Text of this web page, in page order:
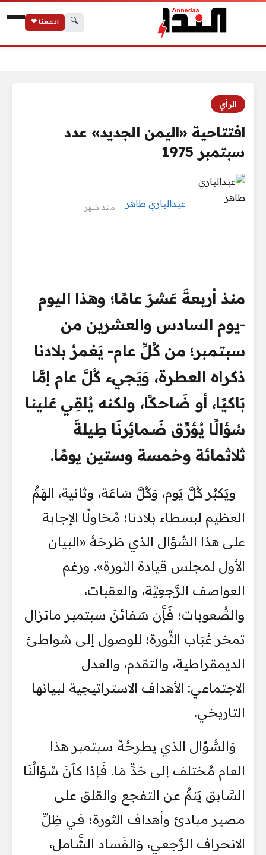
🔍 ادعمنا ❤
الرأي
افتتاحية «اليمن الجديد» عدد
سبتمبر 1975
عبدالباري طاهر منذ شهر
منذ أربعةَ عَشرَ عامًا؛ وهذا اليوم
-يوم السادس والعشرين من
سبتمبر؛ من كُلِّ عام- يَغمرُ بلادنا
ذكراه العطرة، وَيَجيء كُلَّ عام إمَّا
بَاكيًا، أو ضَاحكًا، ولكنه يُلقِي عَلينا
سُؤالًا يُؤرِّق ضَمائِرنَا طِيلةَ
ثلاثمائة وخمسة وستين يومًا.
ويَكبُر كُلَّ يَوم، وَكُلَّ سَاعَة، وثانية، الهَمُّ
العظيم لبسطاء بلادنا؛ مُحَاولًا الإجابة
على هذا السُّؤال الذي طَرحَهُ «البيان
الأول لمجلس قيادة الثورة». ورغم
العواصف الرَّجعِيَّة، والعقبات،
والصُّعوبات؛ فَإَّن سَفائنَ سبتمبر ماتزال
تمخر عُبَاب الثَّورة؛ للوصول إلى شواطئ
الديمقراطية، والتقدم، والعدل
الاجتماعي: الأهداف الاستراتيجية لبيانها
التاريخي.
وَالسُّؤال الذي يطرحُهُ سبتمبر هذا
العام مُختلف إلى حَدٍّ مَا. فَإذا كاَنَ سُؤالُنَا
السَّابق يَنمُّ عن التفجع والقلق على
مصير مبادئ وأهداف الثورة؛ في ظِلِّ
الانحراف الرَّجعي، وَالفَساد الشَّامل،